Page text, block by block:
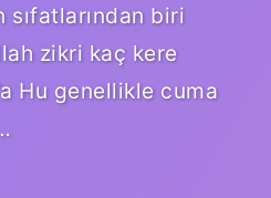
sıfatlarından biri
zikri kaç kere
Hu genellikle cuma